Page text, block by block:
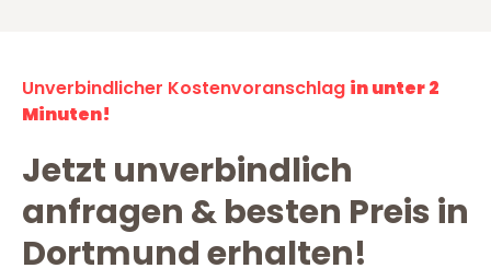
Unverbindlicher Kostenvoranschlag in unter 2
Minuten!
Jetzt unverbindlich
anfragen & besten Preis in
Dortmund erhalten!